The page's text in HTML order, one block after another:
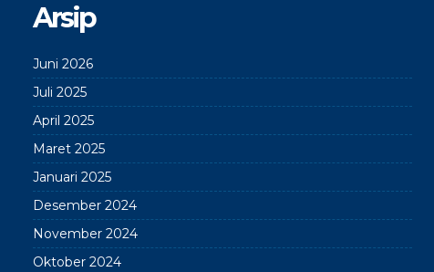
Arsip
Juni 2026
Juli 2025
April 2025
Maret 2025
Januari 2025
Desember 2024
November 2024
Oktober 2024